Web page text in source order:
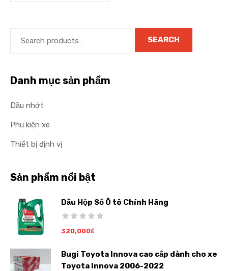
SEARCH
Danh mục sản phẩm
Dầu nhớt
Phụ kiện xe
Thiết bị định vị
Sản phẩm nổi bật
Dầu Hộp Số Ô tô Chính Hãng
320,000₫
Bugi Toyota Innova cao cấp dành cho xe
Toyota Innova 2006-2022